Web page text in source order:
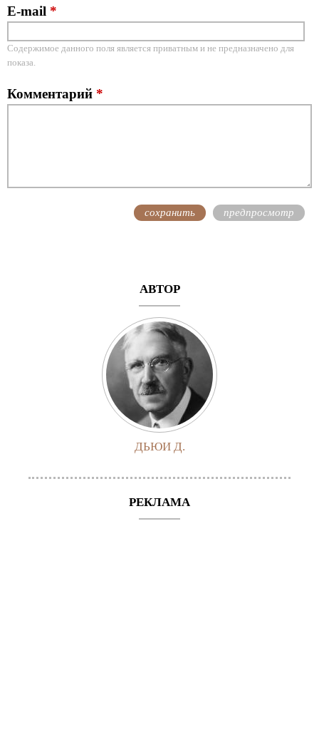
E-mail *
Содержимое данного поля является приватным и не предназначено для
показа.
Комментарий *
АВТОР
ДЬЮИ Д.
РЕКЛАМА